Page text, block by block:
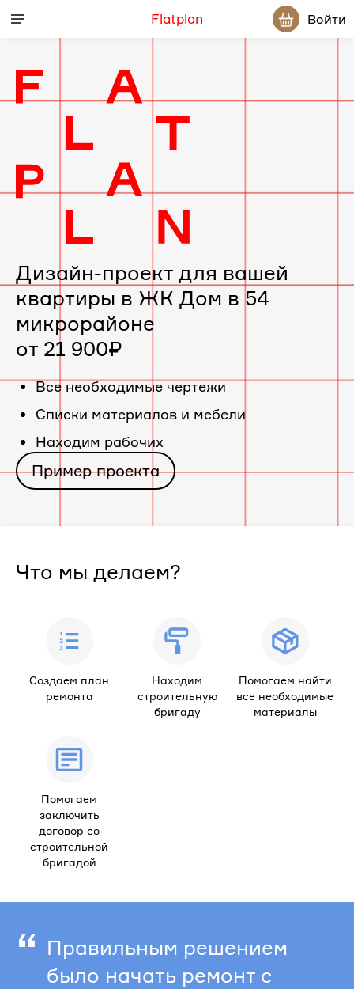
Flatplan Войти
Дизайн-
проект
интерьера
для
вашей
квартиры
в
«ЖК
Дом
в
микрорайоне»
Дизайн-проект для вашей
квартиры в ЖК Дом в 54
микрорайоне
от 21 900₽
Все необходимые чертежи
Cписки материалов и мебели
Находим рабочих
Пример проекта
Что мы делаем?
Создаем план
ремонта
Находим
строительную
бригаду
Помогаем найти
все необходимые
материалы
Помогаем
заключить
договор со
строительной
бригадой
“ Правильным решением
было начать ремонт с